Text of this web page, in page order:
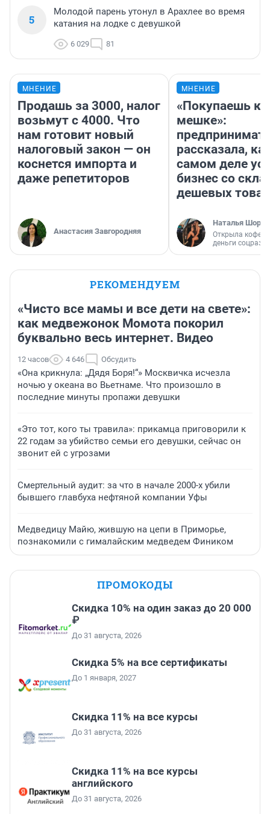
5
Молодой парень утонул в Арахлее во время
катания на лодке с девушкой
6 029 81
МНЕНИЕ
Продашь за 3000, налог
возьмут с 4000. Что
нам готовит новый
налоговый закон — он
коснется импорта и
даже репетиторов
Анастасия Завгородняя
МНЕНИЕ
«Покупаешь
мешке»:
рассказала,
самом деле
бизнес со
дешевых
Наталья
Открыла
деньги
РЕКОМЕНДУЕМ
«Чисто все мамы и все дети на свете»:
как медвежонок Момота покорил
буквально весь интернет. Видео
12 часов 4 646 Обсудить
«Она крикнула: „Дядя Боря!“» Москвичка исчезла
ночью у океана во Вьетнаме. Что произошло в
последние минуты пропажи девушки
«Это тот, кого ты травила»: прикамца приговорили к
22 годам за убийство семьи его девушки, сейчас он
звонит ей с угрозами
Смертельный аудит: за что в начале 2000-х убили
бывшего главбуха нефтяной компании Уфы
Медведицу Майю, жившую на цепи в Приморье,
познакомили с гималайским медведем Фиником
ПРОМОКОДЫ
Скидка 10% на один заказ до 20 000
₽
До 31 августа, 2026
Скидка 5% на все сертификаты
До 1 января, 2027
Скидка 11% на все курсы
До 31 августа, 2026
Скидка 11% на все курсы
английского
До 31 августа, 2026